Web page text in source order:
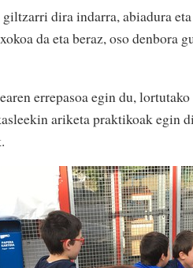
dira indarra, abiadura
da eta beraz, oso denbora
errepasoa egin du, lortutako
ariketa praktikoak